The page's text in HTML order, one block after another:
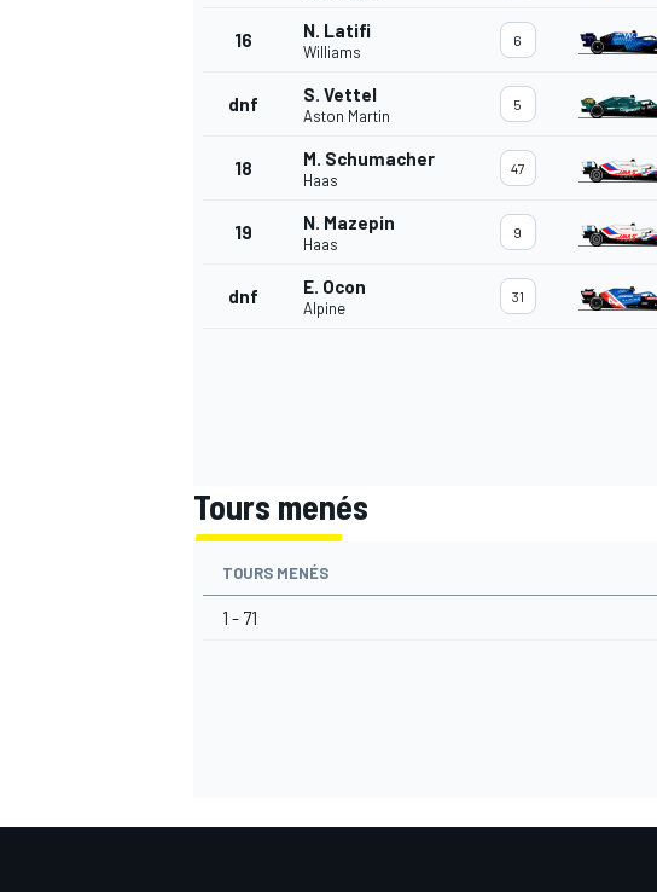
16 N. Latifi
Williams
6
dnf S. Vettel
Aston Martin
5
18 M. Schumacher
Haas
47
19 N. Mazepin
Haas
9
dnf E. Ocon
Alpine
31
Tours menés
TOURS MENÉS
1 - 71